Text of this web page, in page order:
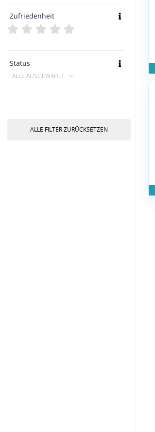
Zufriedenheit
Status
ALLE AUSGEWÄHLT
ALLE FILTER ZURÜCKSETZEN